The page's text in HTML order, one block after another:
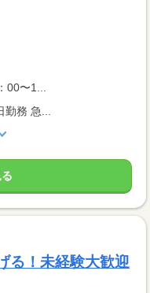
〜1...
務 急...
る！未経験大歓迎